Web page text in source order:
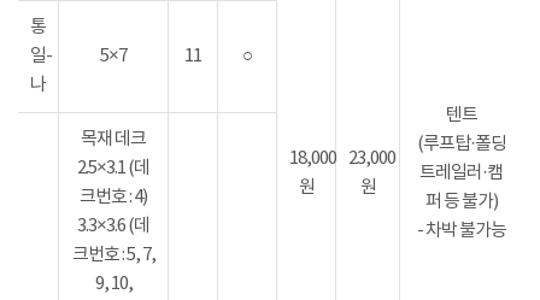
18,000
원
23,000
원
텐트
(루프탑·폴딩
트레일러·캠
퍼 등 불가)
- 차박 불가능
통
일-
나
5×7 11 ○
목재 데크
2.5×3.1 (데
크번호 : 4)
3.3×3.6 (데
크번호 : 5, 7,
9, 10,